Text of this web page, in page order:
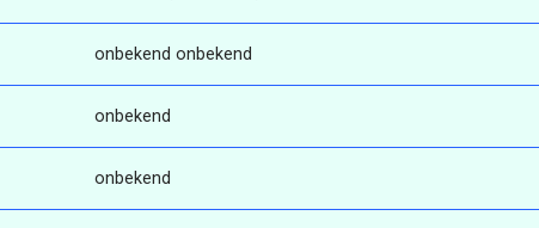
onbekend onbekend
onbekend
onbekend